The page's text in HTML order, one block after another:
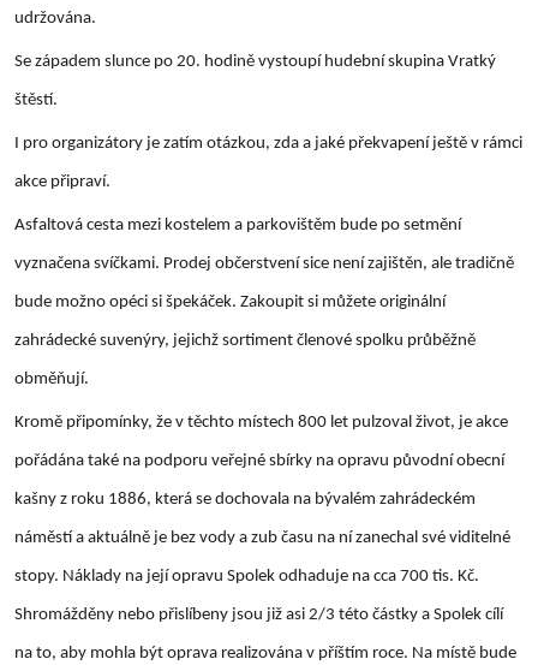
udržována.
Se západem slunce po 20. hodině vystoupí hudební skupina Vratký
štěstí.
I pro organizátory je zatím otázkou, zda a jaké překvapení ještě v rámci
akce připraví.
Asfaltová cesta mezi kostelem a parkovištěm bude po setmění
vyznačena svíčkami. Prodej občerstvení sice není zajištěn, ale tradičně
bude možno opéci si špekáček. Zakoupit si můžete originální
zahrádecké suvenýry, jejichž sortiment členové spolku průběžně
obměňují.
Kromě připomínky, že v těchto místech 800 let pulzoval život, je akce
pořádána také na podporu veřejné sbírky na opravu původní obecní
kašny z roku 1886, která se dochovala na bývalém zahrádeckém
náměstí a aktuálně je bez vody a zub času na ní zanechal své viditelné
stopy. Náklady na její opravu Spolek odhaduje na cca 700 tis. Kč.
Shromážděny nebo přislíbeny jsou již asi 2/3 této částky a Spolek cílí
na to, aby mohla být oprava realizována v příštím roce. Na místě bude